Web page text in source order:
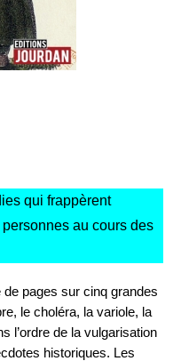
qui frappèrent
au cours des
pages sur cinq grandes
le choléra, la variole, la
l’ordre de la vulgarisation
historiques. Les